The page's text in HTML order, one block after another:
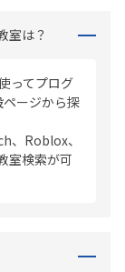
室は？
ってプログ
ージから探
、Roblox、
室検索が可